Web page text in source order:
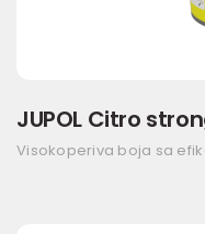
JUPOL Citro
Visokoperiva boja sa